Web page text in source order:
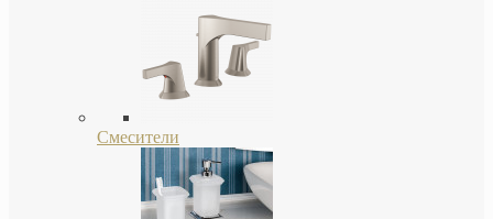
Смесители